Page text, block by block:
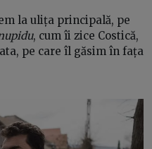
la ulița principală, pe
, cum îi zice Costică,
pe care îl găsim în fața